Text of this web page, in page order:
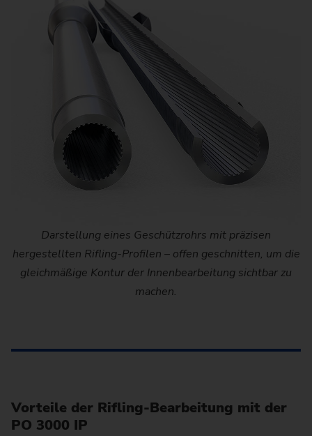
Darstellung eines Geschützrohrs mit präzisen
hergestellten Rifling-Profilen – offen geschnitten, um die
gleichmäßige Kontur der Innenbearbeitung sichtbar zu
machen.
Vorteile der Rifling-Bearbeitung mit der
PO 3000 IP